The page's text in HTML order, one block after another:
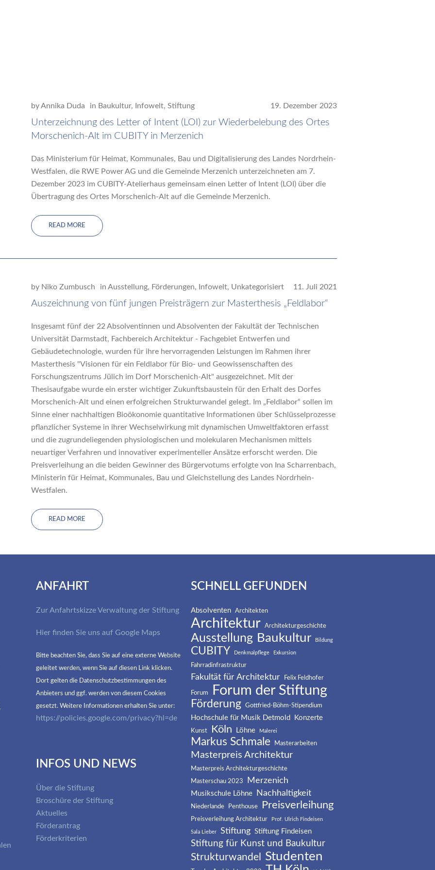
19. Dezember 2023
byAnnika Duda in Baukultur, Infowelt,Stiftung
Unterzeichnung des Letter of Intent (LOI) zur Wiederbelebung des Ortes
Morschenich-Alt im CUBITY in Merzenich
Das Ministerium für Heimat, Kommunales, Bau und Digitalisierung des Landes Nordrhein-
Westfalen, die RWE Power AG und die Gemeinde Merzenich unterzeichneten am 7.
Dezember 2023 im CUBITY-Atelierhaus gemeinsam einen Letter of Intent (LOI) über die
Übertragung des Ortes Morschenich-Alt auf die Gemeinde Merzenich.
READ MORE
11. Juli 2021
by Niko Zumbusch inAusstellung, Förderungen, Infowelt, Unkategorisiert
Auszeichnung von fünf jungen Preisträgern zur Masterthesis „Feldlabor“
Insgesamt fünf der 22 Absolventinnen und Absolventen der Fakultät der Technischen
Universität Darmstadt, Fachbereich Architektur - Fachgebiet Entwerfen und
Gebäudetechnologie, wurden für ihre hervorragenden Leistungen im Rahmen ihrer
Masterthesis "Visionen für ein Feldlabor für Bio- und Geowissenschaften des
Forschungszentrums Jülich im Dorf Morschenich-Alt" ausgezeichnet. Mit der
Thesisaufgabe wurde ein erster wichtiger Zukunftsbaustein für den Erhalt des Dorfes
Morschenich-Alt und einen erfolgreichen Strukturwandel gelegt. Im „Feldlabor“ sollen im
Sinne einer nachhaltigen Bioökonomie quantitative Informationen über Schlüsselprozesse
pflanzlicher Systeme in ihrer Wechselwirkung mit dynamischen Umweltfaktoren erfasst
und die zugrundeliegenden physiologischen und molekularen Mechanismen mittels
neuartiger Verfahren und innovativer experimenteller Ansätze erforscht werden. Die
Preisverleihung an die beiden Gewinner des Bürgervotums erfolgte von Ina Scharrenbach,
Ministerin für Heimat, Kommunales, Bau und Gleichstellung des Landes Nordrhein-
Westfalen.
READ MORE
ANFAHRT
Zur Anfahrtskizze Verwaltung der Stiftung
Hier finden Sie uns auf Google Maps
Bitte beachten Sie, dass Sie auf eine externe Website
geleitet werden, wenn Sie auf diesen Link klicken.
Dort gelten die Datenschutzbestimmungen des
Anbieters und ggf. werden von diesem Cookies
gesetzt. Weitere Informationen erhalten Sie unter:
https://policies.google.com/privacy?hl=de
INFOS UND NEWS
Über die Stiftung
Broschüre der Stiftung
Aktuelles
Förderantrag
Förderkriterien
SCHNELL GEFUNDEN
Absolventen Architekten
Architektur Architekturgeschichte
Ausstellung Baukultur Bildung
CUBITY Denkmalpflege Exkursion
Fahrradinfrastruktur
Fakultät für Architektur Felix Feldhofer
Forum Forum der Stiftung
Förderung Gottfried-Böhm-Stipendium
Hochschule für Musik Detmold Konzerte
Kunst Köln Löhne Malerei
Markus Schmale Masterarbeiten
Masterpreis Architektur
Masterpreis Architekturgeschichte
Masterschau 2023
Merzenich
Musikschule Löhne Nachhaltigkeit
Niederlande Penthouse Preisverleihung
Preisverleihung Architektur Prof. Ulrich Findeisen
Sala Lieber Stiftung Stiftung Findeisen
Stiftung für Kunst und Baukultur
Strukturwandel Studenten